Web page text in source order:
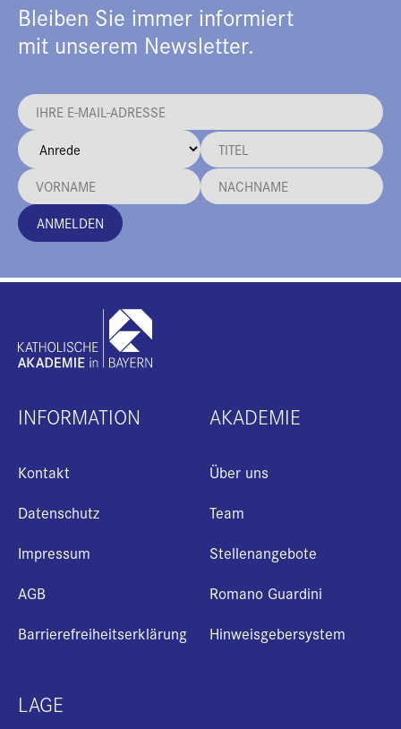
Bleiben Sie immer informiert
mit unserem Newsletter.
ANMELDEN
INFORMATION
Kontakt
Datenschutz
Impressum
AGB
Barrierefreiheitserklärung
AKADEMIE
Über uns
Team
Stellenangebote
Romano Guardini
Hinweisgebersystem
LAGE